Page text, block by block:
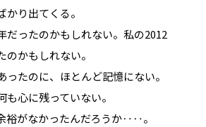
り出てくる。
だったのかもしれない。私の2012
かもしれない。
ったのに、ほとんど記憶にない。
心に残っていない。
裕がなかったんだろうか‥‥。